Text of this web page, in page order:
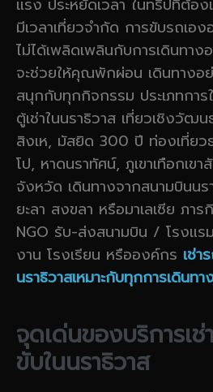
แรง ประหยัดเวลา ในทริปที่ต้อ
มีเวลาเที่ยวจำกัด การขับรถเอ
ไม่ได้เพลิดเพลินกับการเดินทา
จะช่วยให้คุณพักผ่อน เดินทางอ
สนุกกับทุกกิจกรรม ประเภทกา
ตู้เช่าในนราธิวาส เที่ยวเชิงวัฒ
สิงเห, มัสยิด 300 ปี ท่องเที่ยว
โป, หาดนราทัศน์, ภูเขาเทือกเข
จังหวัด เดินทางจากสนามบินน
ยะลา สงขลา หรือมาเลเซีย ภา
NGO รับ-ส่งสนามบิน / โรงแ
งาน โรงเรียน หรือองค์กร เช่
นราธิวาสเหมาะกับทุกการเดินทา
จุดเด่นของบริการเ
ขับในนราธิวาส